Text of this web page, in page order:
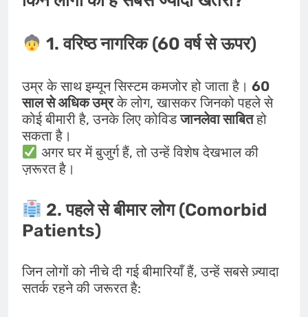
1. वरिष्ठ नागरिक (60 वर्ष से ऊपर)
उम्र के साथ इम्यून सिस्टम कमजोर हो जाता है। 60
साल से अधिक उम्रके लोग, खासकर जिनको पहले से
कोई बीमारी है, उनके लिए कोविडजानलेवा साबितहो
सकता है।
अगर घर में बुजुर्ग हैं, तो उन्हें विशेष देखभाल की
ज़रूरत है।
2. पहले से बीमार लोग (Comorbid
Patients)
जिन लोगों को नीचे दी गई बीमारियाँ हैं, उन्हें सबसे ज़्यादा
सतर्क रहने की जरूरत है: